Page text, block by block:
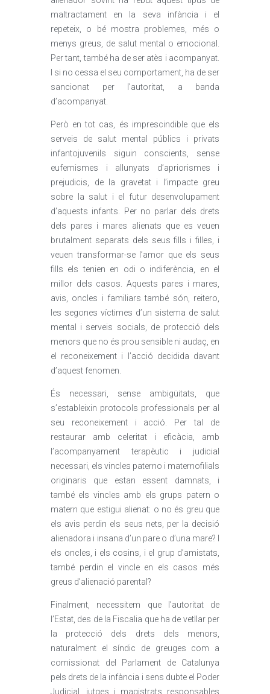
maltractament en la seva infància i el
repeteix, o bé mostra problemes, més o
menys greus, de salut mental o emocional.
Per tant, també ha de ser atès i acompanyat.
I si no cessa el seu comportament, ha de ser
sancionat per l’autoritat, a banda
d’acompanyat.
Però en tot cas, és imprescindible que els
serveis de salut mental públics i privats
infantojuvenils siguin conscients, sense
eufemismes i allunyats d’apriorismes i
prejudicis, de la gravetat i l’impacte greu
sobre la salut i el futur desenvolupament
d’aquests infants. Per no parlar dels drets
dels pares i mares alienats que es veuen
brutalment separats dels seus fills i filles, i
veuen transformar-se l’amor que els seus
fills els tenien en odi o indiferència, en el
millor dels casos. Aquests pares i mares,
avis, oncles i familiars també són, reitero,
les segones víctimes d’un sistema de salut
mental i serveis socials, de protecció dels
menors que no és prou sensible ni audaç, en
el reconeixement i l’acció decidida davant
d’aquest fenomen.
És necessari, sense ambigüitats, que
s’estableixin protocols professionals per al
seu reconeixement i acció. Per tal de
restaurar amb celeritat i eficàcia, amb
l’acompanyament terapèutic i judicial
necessari, els vincles paterno i maternofilials
originaris que estan essent damnats, i
també els vincles amb els grups patern o
matern que estigui alienat: o no és greu que
els avis perdin els seus nets, per la decisió
alienadora i insana d’un pare o d’una mare? I
els oncles, i els cosins, i el grup d’amistats,
també perdin el vincle en els casos més
greus d’alienació parental?
Finalment, necessitem que l’autoritat de
l’Estat, des de la Fiscalia que ha de vetllar per
la protecció dels drets dels menors,
naturalment el síndic de greuges com a
comissionat del Parlament de Catalunya
pels drets de la infància i sens dubte el Poder
Judicial, jutges i magistrats responsables